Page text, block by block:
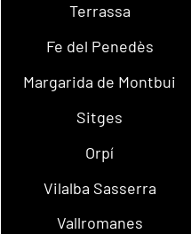
Terrassa
Fe del Penedès
Margarida de Montbui
Sitges
Orpí
Vilalba Sasserra
Vallromanes